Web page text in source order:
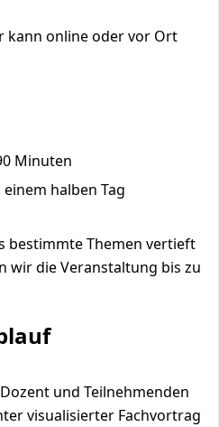
kann online oder vor Ort
Minuten
halben Tag
bestimmte Themen vertieft
wir die Veranstaltung bis zu
und Teilnehmenden
visualisierter Fachvortrag